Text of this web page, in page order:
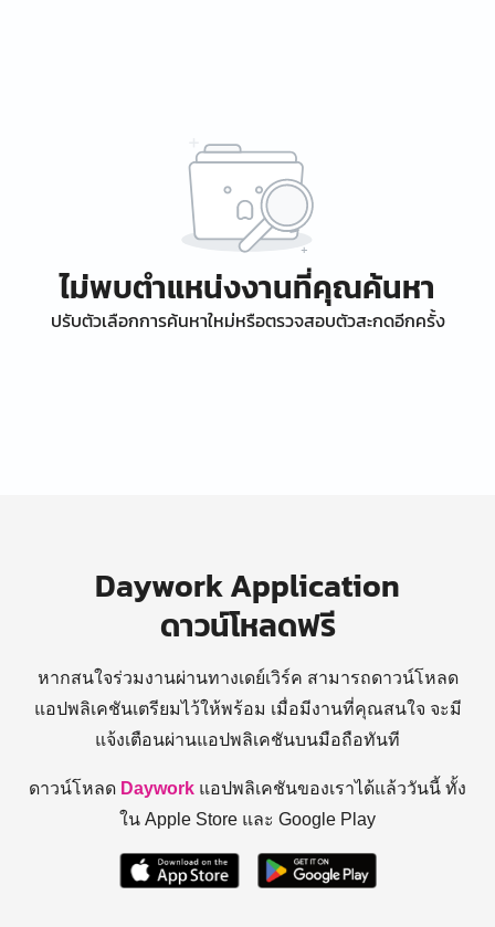
ไม่พบตำแหน่งงานที่คุณค้นหา
ปรับตัวเลือกการค้นหาใหม่หรือตรวจสอบตัวสะกดอีกครั้ง
Daywork Application
ดาวน์โหลดฟรี
หากสนใจร่วมงานผ่านทางเดย์เวิร์ค สามารถดาวน์โหลด
แอปพลิเคชันเตรียมไว้ให้พร้อม เมื่อมีงานที่คุณสนใจ จะมี
แจ้งเตือนผ่านแอปพลิเคชันบนมือถือทันที
ดาวน์โหลด Daywork แอปพลิเคชันของเราได้แล้ววันนี้ ทั้ง
ใน Apple Store และ Google Play